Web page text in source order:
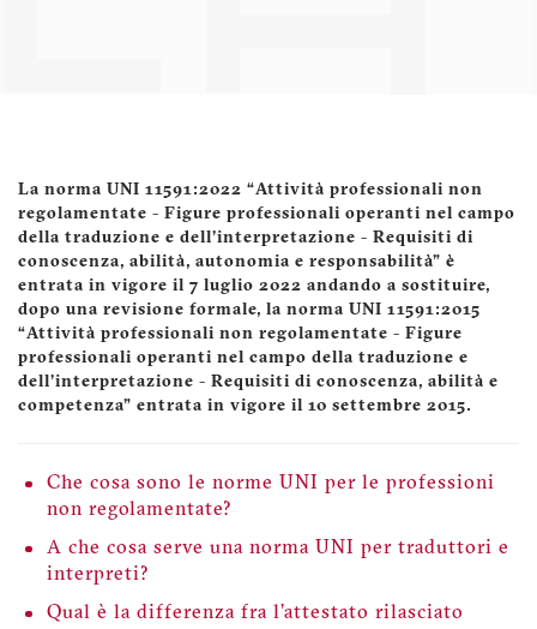
La norma UNI 11591:2022 “Attività professionali non
regolamentate - Figure professionali operanti nel campo
della traduzione e dell'interpretazione - Requisiti di
conoscenza, abilità, autonomia e responsabilità” è
entrata in vigore il 7 luglio 2022 andando a sostituire,
dopo una revisione formale, la norma UNI 11591:2015
“Attività professionali non regolamentate - Figure
professionali operanti nel campo della traduzione e
dell'interpretazione - Requisiti di conoscenza, abilità e
competenza” entrata in vigore il 10 settembre 2015.
Che cosa sono le norme UNI per le professioni
non regolamentate?
A che cosa serve una norma UNI per traduttori e
interpreti?
Qual è la differenza fra l’attestato rilasciato